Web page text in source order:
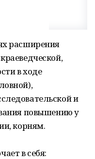
расширения
в ходе
и
повышению у
корням.
в себя: